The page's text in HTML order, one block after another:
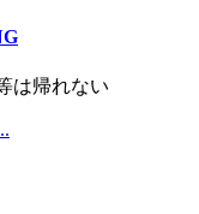
は帰れない